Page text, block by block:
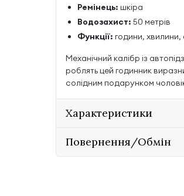
Ремінець: шкіра
Водозахист: 50 метрів
Функції: години,
Механічний калібр із
роблять цей годинник
солідним подарунком
Характеристики
Повернення/Обмін